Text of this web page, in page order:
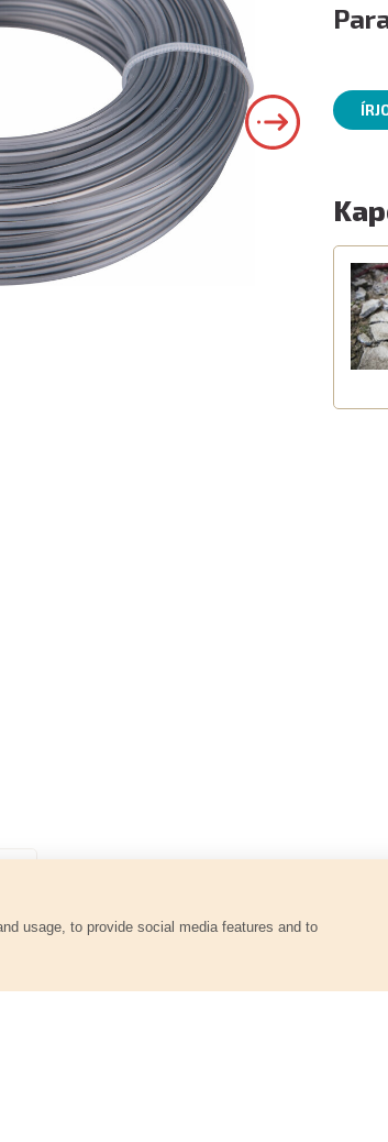
usage, to provide social media features and to